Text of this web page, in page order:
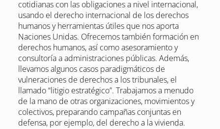
cotidianas con las obligaciones a nivel internacional,
usando el derecho internacional de los derechos
humanos y herramientas útiles que nos aporta
Naciones Unidas. Ofrecemos también formación en
derechos humanos, así como asesoramiento y
consultoría a administraciones públicas. Además,
llevamos algunos casos paradigmáticos de
vulneraciones de derechos a los tribunales, el
llamado “litigio estratégico”. Trabajamos a menudo
de la mano de otras organizaciones, movimientos y
colectivos, preparando campañas conjuntas en
defensa, por ejemplo, del derecho a la vivienda.